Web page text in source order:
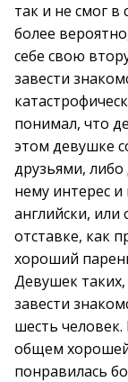
так и не смог в
более
себе свою
завести
понимал, что
этом девушке
друзьями,
нему интерес и
английски,
отставке, как
хороший
Девушек
завести
шесть
общем
понравилась